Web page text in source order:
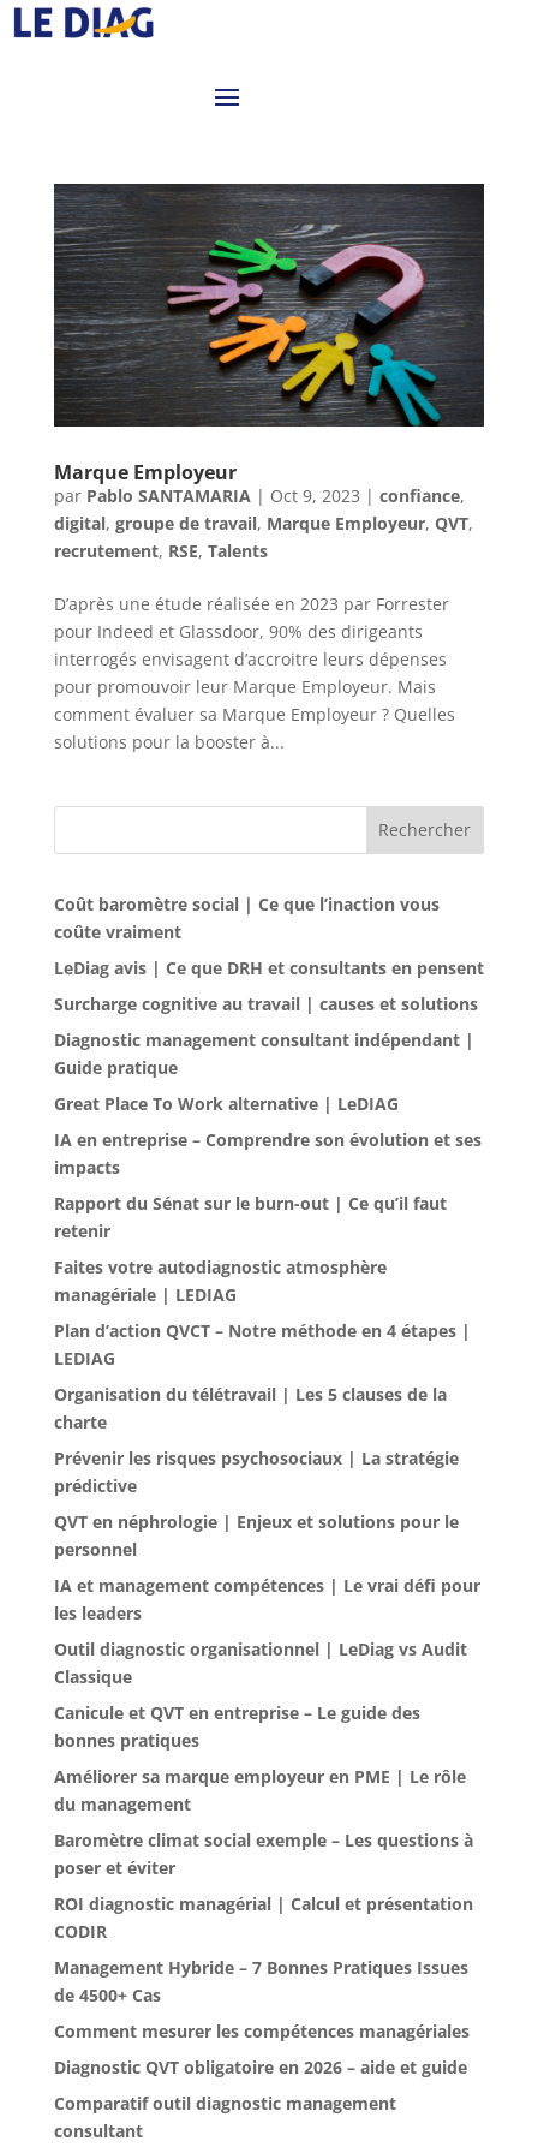
Marque Employeur
par Pablo SANTAMARIA | Oct 9, 2023 | confiance,
digital, groupe de travail, Marque Employeur, QVT,
recrutement, RSE, Talents
D’après une étude réalisée en 2023 par Forrester
pour Indeed et Glassdoor, 90% des dirigeants
interrogés envisagent d’accroitre leurs dépenses
pour promouvoir leur Marque Employeur. Mais
comment évaluer sa Marque Employeur ? Quelles
solutions pour la booster à...
Rechercher
Coût baromètre social | Ce que l’inaction vous
coûte vraiment
LeDiag avis | Ce que DRH et consultants en pensent
Surcharge cognitive au travail | causes et solutions
Diagnostic management consultant indépendant |
Guide pratique
Great Place To Work alternative | LeDIAG
IA en entreprise – Comprendre son évolution et ses
impacts
Rapport du Sénat sur le burn-out | Ce qu’il faut
retenir
Faites votre autodiagnostic atmosphère
managériale | LEDIAG
Plan d’action QVCT – Notre méthode en 4 étapes |
LEDIAG
Organisation du télétravail | Les 5 clauses de la
charte
Prévenir les risques psychosociaux | La stratégie
prédictive
QVT en néphrologie | Enjeux et solutions pour le
personnel
IA et management compétences | Le vrai défi pour
les leaders
Outil diagnostic organisationnel | LeDiag vs Audit
Classique
Canicule et QVT en entreprise – Le guide des
bonnes pratiques
Améliorer sa marque employeur en PME | Le rôle
du management
Baromètre climat social exemple – Les questions à
poser et éviter
ROI diagnostic managérial | Calcul et présentation
CODIR
Management Hybride – 7 Bonnes Pratiques Issues
de 4500+ Cas
Comment mesurer les compétences managériales
Diagnostic QVT obligatoire en 2026 – aide et guide
Comparatif outil diagnostic management
consultant